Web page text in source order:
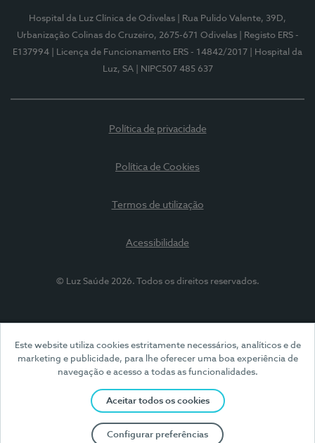
Este website utiliza cookies estritamente necessários, analíticos e de
marketing e publicidade, para lhe oferecer uma boa experiência de
navegação e acesso a todas as funcionalidades.
Aceitar todos os cookies
Configurar preferências
Hospital da Luz Clínica de Odivelas
| Rua Pulido Valente, 39D,
Urbanização Colinas do Cruzeiro, 2675-671 Odivelas
| Registo ERS -
E137994
| Licença de Funcionamento ERS - 14842/2017
| Hospital da
Luz, SA
| NIPC507 485 637
Política de privacidade
Política de Cookies
Termos de utilização
Acessibilidade
© Luz Saúde 2026. Todos os direitos reservados.